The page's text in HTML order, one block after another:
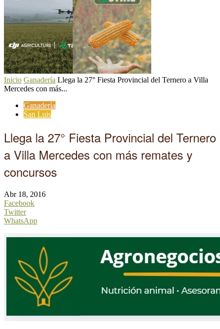
Inicio Ganadería Llega la 27° Fiesta Provincial del Ternero a Villa
Mercedes con más...
Ganadería
San Luis
Llega la 27° Fiesta Provincial del Ternero
a Villa Mercedes con más remates y
concursos
Abr 18, 2016
Facebook
Twitter
WhatsApp